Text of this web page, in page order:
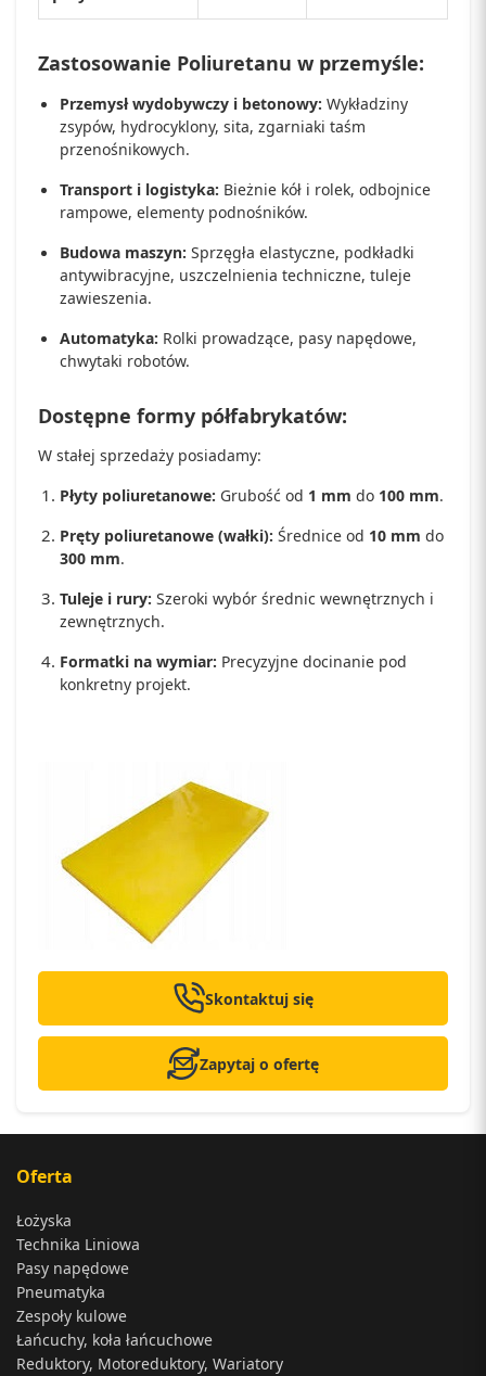
Zastosowanie Poliuretanu w przemyśle:
Przemysł wydobywczy i betonowy: Wykładziny
zsypów, hydrocyklony, sita, zgarniaki taśm
przenośnikowych.
Transport i logistyka: Bieżnie kół i rolek, odbojnice
rampowe, elementy podnośników.
Budowa maszyn: Sprzęgła elastyczne, podkładki
antywibracyjne, uszczelnienia techniczne, tuleje
zawieszenia.
Automatyka: Rolki prowadzące, pasy napędowe,
chwytaki robotów.
Dostępne formy półfabrykatów:
W stałej sprzedaży posiadamy:
Płyty poliuretanowe: Grubość od 1 mm do 100 mm.
Pręty poliuretanowe (wałki): Średnice od 10 mm do
300 mm.
Tuleje i rury: Szeroki wybór średnic wewnętrznych i
zewnętrznych.
Formatki na wymiar: Precyzyjne docinanie pod
konkretny projekt.
Skontaktuj się
Zapytaj o ofertę
Oferta
Łożyska
Technika Liniowa
Pasy napędowe
Pneumatyka
Zespoły kulowe
Łańcuchy, koła łańcuchowe
Reduktory, Motoreduktory, Wariatory